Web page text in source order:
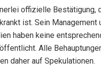
offizielle Bestätigung,
ist. Sein Management
haben keine
Alle
daher auf Spekulationen.